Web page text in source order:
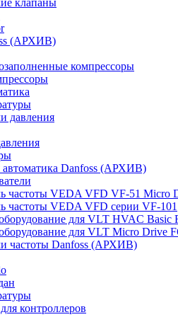
клапаны
(АРХИВ)
компрессоры
давления
Danfoss (АРХИВ)
частоты VEDA VFD VF-51 Micro
частоты VEDA VFD серии VF-101
для VLT HVAC Basic
для VLT Micro Drive
частоты Danfoss (АРХИВ)
контроллеров